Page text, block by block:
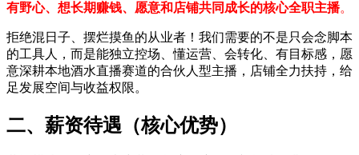
有野心、想长期赚钱、愿意和店铺共同成长的核心全职主播。
拒绝混日子、摆烂摸鱼的从业者！我们需要的不是只会念脚本
的工具人，而是能独立控场、懂运营、会转化、有目标感，愿
意深耕本地酒水直播赛道的合伙人型主播，店铺全力扶持，给
足发展空间与收益权限。
二、薪资待遇（核心优势）